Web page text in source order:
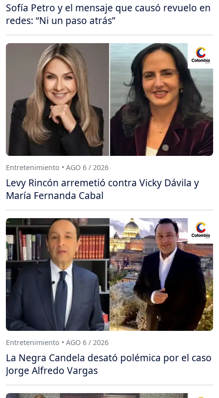
Sofía Petro y el mensaje que causó revuelo en
redes: “Ni un paso atrás”
Entretenimiento • AGO 6 / 2026
Levy Rincón arremetió contra Vicky Dávila y
María Fernanda Cabal
Entretenimiento • AGO 6 / 2026
La Negra Candela desató polémica por el caso
Jorge Alfredo Vargas